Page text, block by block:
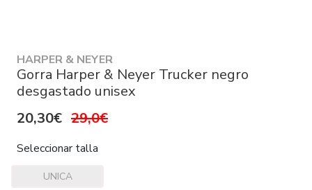
HARPER & NEYER
Gorra Harper & Neyer Trucker negro
desgastado unisex
20,30€ 29,0€
Seleccionar talla
UNICA